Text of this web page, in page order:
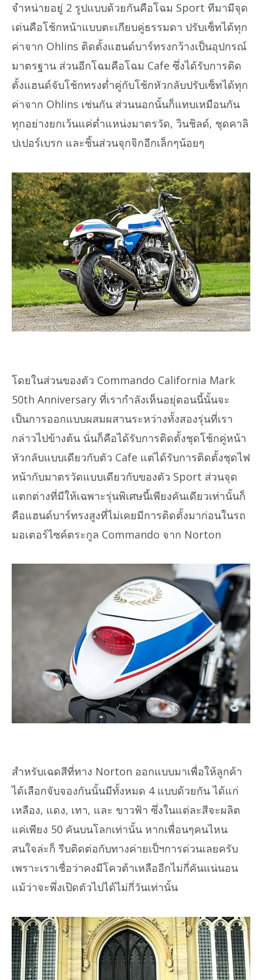
จำหน่ายอยู่ 2 รูปแบบด้วยกันคือโฉม Sport ทีมามีจุด
เด่นคือโช้กหน้าแบบตะเกียบคู่ธรรมดา ปรับเซ็ทได้ทุก
ค่าจาก Ohlins ติดตั้งแฮนด์บาร์ทรงกว้างเป็นอุปกรณ์
มาตรฐาน ส่วนอีกโฉมคือโฉม Cafe ซึ่งได้รับการติด
ตั้งแฮนด์จับโช้กทรงต่ำคู่กับโช้กหัวกลับปรับเซ็ทได้ทุก
ค่าจาก Ohlins เช่นกัน ส่วนนอกนั้นก็แทบเหมือนกัน
ทุกอย่างยกเว้นแค่ต่ำแหน่งมาตรวัด, วินชิลด์, ชุดคาลิ
ปเปอร์เบรก และชิ้นส่วนจุกจิกอีกเล็กๆน้อยๆ
โดยในส่วนของตัว Commando California Mark
50th Anniversary ที่เรากำลังเห็นอยุ่ตอนนี้นั้นจะ
เป็นการออกแบบผสมผสานระหว่างทั้งสองรุ่นที่เรา
กล่าวไปข้างต้น นั่นก็คือได้รับการติดตั้งชุดโช้กคู่หน้า
หัวกลับแบบเดียวกับตัว Cafe แต่ได้รับการติดตั้งชุดไฟ
หน้ากับมาตรวัดแบบเดียวกับของตัว Sport ส่วนจุด
แตกต่างที่มีให้เฉพาะรุ่นพิเศษนี้เพียงคันเดียวเท่านั้นก็
คือแฮนด์บาร์ทรงสูงที่ไม่เคยมีการติดตั้งมาก่อนในรถ
มอเตอร์ไซค์ตระกูล Commando จาก Norton
สำหรับเฉดสีที่ทาง Norton ออกแบบมาเพื่อให้ลูกค้า
ได้เลือกจับจองกันนั้นมีทั้งหมด 4 แบบด้วยกัน ได้แก่
เหลือง, แดง, เทา, และ ขาวฟ้า ซึ่งในแต่ละสีจะผลิต
แค่เพียง 50 คันบนโลกเท่านั้น หากเพื่อนๆคนไหน
สนใจล่ะก็ รีบติดต่อกับทางค่ายเป็ฯการด่วนเลยครับ
เพราะเราเชื่อว่าคงมีโควต้าเหลืออีกไม่กี่คันแน่นอน
แม้ว่าจะพึ่งเปิดตัวไปได้ไม่กี่วันเท่านั้น